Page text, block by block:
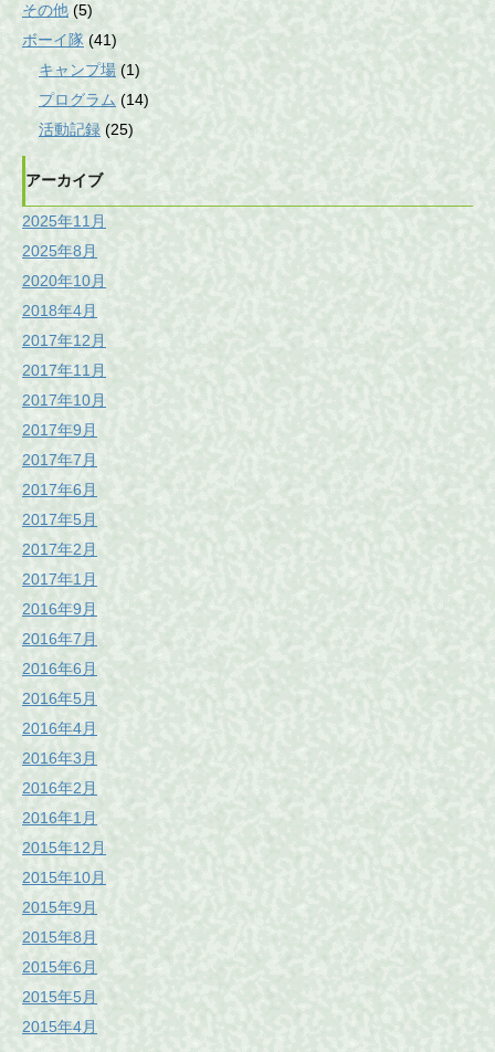
その他 (5)
ボーイ隊 (41)
キャンプ場 (1)
プログラム (14)
活動記録 (25)
アーカイブ
2025年11月
2025年8月
2020年10月
2018年4月
2017年12月
2017年11月
2017年10月
2017年9月
2017年7月
2017年6月
2017年5月
2017年2月
2017年1月
2016年9月
2016年7月
2016年6月
2016年5月
2016年4月
2016年3月
2016年2月
2016年1月
2015年12月
2015年10月
2015年9月
2015年8月
2015年6月
2015年5月
2015年4月